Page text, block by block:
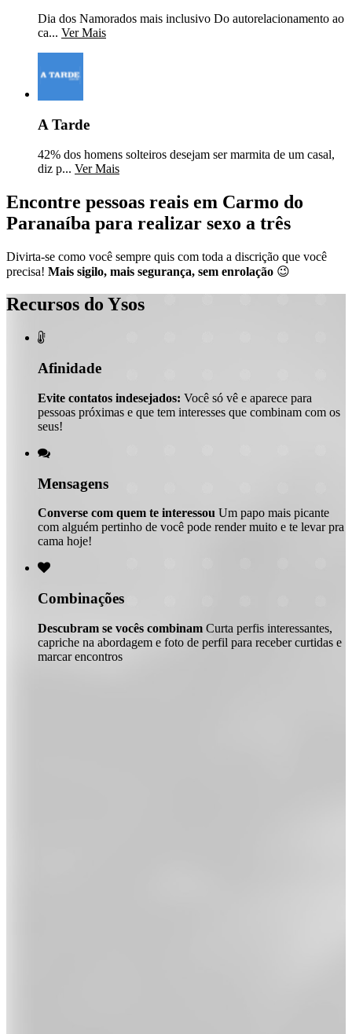
Dia dos Namorados mais inclusivo Do autorelacionamento ao
ca... Ver Mais
A Tarde
42% dos homens solteiros desejam ser marmita de um casal,
diz p... Ver Mais
Encontre pessoas reais em Carmo do
Paranaíba para realizar sexo a três
Divirta-se como você sempre quis com toda a discrição que você
precisa! Mais sigilo, mais segurança, sem enrolação 😉
Recursos do Ysos

Afinidade
Evite contatos indesejados: Você só vê e aparece para
pessoas próximas e que tem interesses que combinam com os
seus!

Mensagens
Converse com quem te interessou Um papo mais picante
com alguém pertinho de você pode render muito e te levar pra
cama hoje!

Combinações
Descubram se vocês combinam Curta perfis interessantes,
capriche na abordagem e foto de perfil para receber curtidas e
marcar encontros